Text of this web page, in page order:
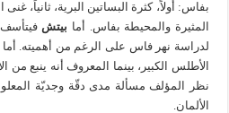
بفاس: أولاً، كثرة البساتين البرية، ثانياً،
المثيرة والمحيطة بفاس. أما بيتش
لدراسة نهر فاس على الرغم من أهميته.
الأطلس الكبير، بينما المعروف أنه ينبع
نظر المؤلف مسألة مدى دقّة وجديّة
الألمان.